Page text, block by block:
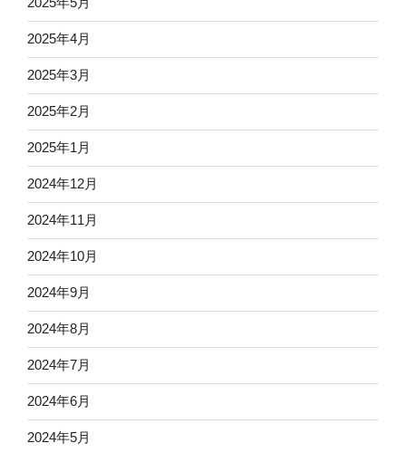
2025年4月
2025年3月
2025年2月
2025年1月
2024年12月
2024年11月
2024年10月
2024年9月
2024年8月
2024年7月
2024年6月
2024年5月